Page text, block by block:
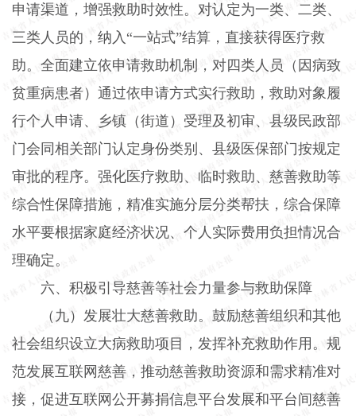
申请渠道，增强救助时效性。对认定为一类、二类、
三类人员的，纳入“一站式”结算，直接获得医疗救
助。全面建立依申请救助机制，对四类人员（因病致
贫重病患者）通过依申请方式实行救助，救助对象履
行个人申请、乡镇（街道）受理及初审、县级民政部
门会同相关部门认定身份类别、县级医保部门按规定
审批的程序。强化医疗救助、临时救助、慈善救助等
综合性保障措施，精准实施分层分类帮扶，综合保障
水平要根据家庭经济状况、个人实际费用负担情况合
理确定。
六、积极引导慈善等社会力量参与救助保障
（九）发展壮大慈善救助。鼓励慈善组织和其他
社会组织设立大病救助项目，发挥补充救助作用。规
范发展互联网慈善，推动慈善救助资源和需求精准对
接，促进互联网公开募捐信息平台发展和平台间慈善